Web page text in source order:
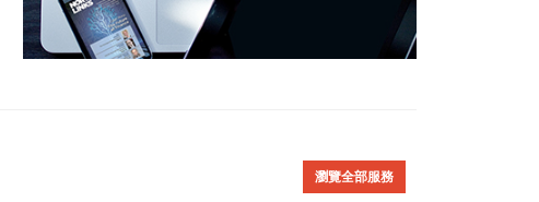
瀏覽全部服務